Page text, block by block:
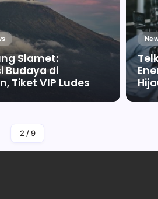
Slamet:
Budaya di
Tiket VIP Ludes
2 / 9